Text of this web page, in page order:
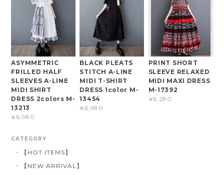
ASYMMETRIC
FRILLED HALF
SLEEVES A-LINE
MIDI SHIRT
DRESS 2colors M-
13213
¥6,980
BLACK PLEATS
STITCH A-LINE
MIDI T-SHIRT
DRESS 1color M-
13454
¥6,980
PRINT SHORT
SLEEVE RELAXED
MIDI MAXI DRESS
M-17392
¥6,280
CATEGORY
【HOT ITEMS】
【NEW ARRIVAL】